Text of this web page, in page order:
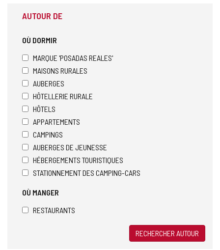
AUTOUR DE
OÙ DORMIR
MARQUE 'POSADAS REALES'
MAISONS RURALES
AUBERGES
HÔTELLERIE RURALE
HÔTELS
APPARTEMENTS
CAMPINGS
AUBERGES DE JEUNESSE
HÉBERGEMENTS TOURISTIQUES
STATIONNEMENT DES CAMPING-CARS
OÙ MANGER
RESTAURANTS
RECHERCHER AUTOUR